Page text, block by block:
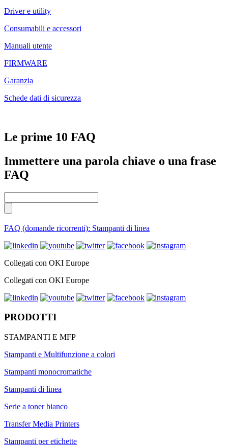
Driver e utility
Consumabili e accessori
Manuali utente
FIRMWARE
Garanzia
Schede dati di sicurezza
Le prime 10 FAQ
Immettere una parola chiave o una frase
FAQ
FAQ (domande ricorrenti): Stampanti di linea
Collegati con OKI Europe
Collegati con OKI Europe
PRODOTTI
STAMPANTI E MFP
Stampanti e Multifunzione a colori
Stampanti monocromatiche
Stampanti di linea
Serie a toner bianco
Transfer Media Printers
Stampanti per etichette